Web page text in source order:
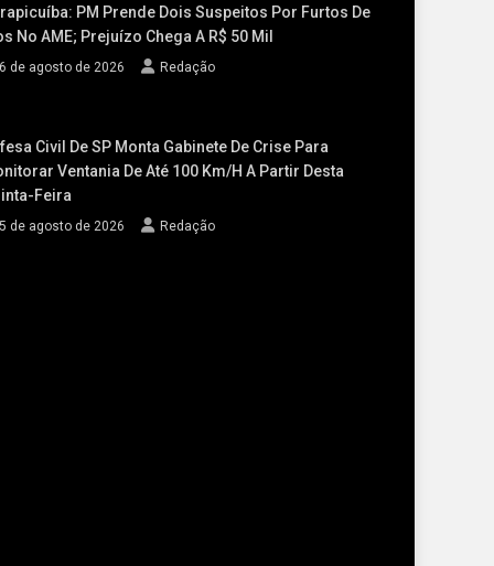
PM Prende Dois Suspeitos Por Furtos De
No AME; Prejuízo Chega A R$ 50 Mil
de agosto de 2026 Redação
Civil De SP Monta Gabinete De Crise Para
Ventania De Até 100 Km/h A Partir Desta
Feira
de agosto de 2026 Redação